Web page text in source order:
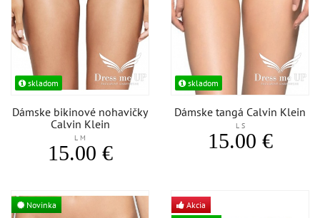
skladom
Dámske bikinové nohavičky
Calvin Klein
L M
15.00 €
skladom
Dámske tangá Calvin Klein
L S
15.00 €
Novinka
Akcia